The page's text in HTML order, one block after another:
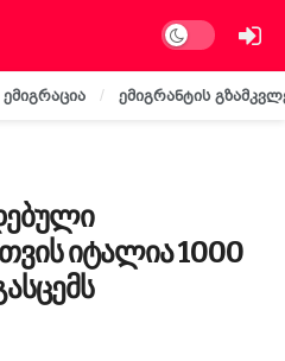
Dark mode
ემიგრაცია ემიგრანტის
იტალია 1000